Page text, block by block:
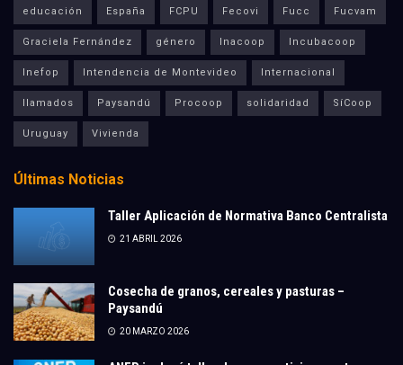
educación España FCPU Fecovi Fucc Fucvam
Graciela Fernández género Inacoop Incubacoop
Inefop Intendencia de Montevideo Internacional
llamados Paysandú Procoop solidaridad SíCoop
Uruguay Vivienda
Últimas Noticias
Taller Aplicación de Normativa Banco Centralista
21 ABRIL 2026
Cosecha de granos, cereales y pasturas –
Paysandú
20 MARZO 2026